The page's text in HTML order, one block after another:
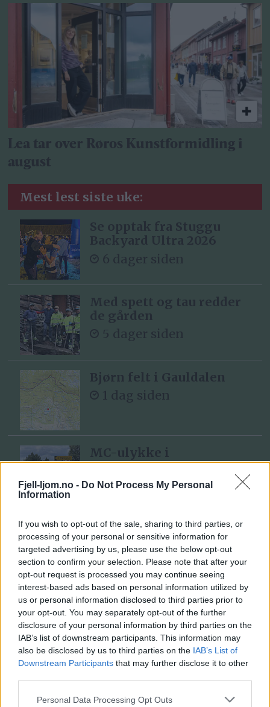
Fjell-ljom.no - Do Not Process My Personal
Information
If you wish to opt-out of the sale, sharing to third parties, or
processing of your personal or sensitive information for
targeted advertising by us, please use the below opt-out
section to confirm your selection. Please note that after your
opt-out request is processed you may continue seeing
interest-based ads based on personal information utilized by
us or personal information disclosed to third parties prior to
your opt-out. You may separately opt-out of the further
disclosure of your personal information by third parties on the
IAB’s list of downstream participants. This information may
also be disclosed by us to third parties on the IAB’s List of
Downstream Participants that may further disclose it to other
Personal Data Processing Opt Outs
Lea tar over Røros Kunstformidling i
august
Mest lest siste uke:
Se opptak fra Stuggu
Backyard Ultra 2026
6 dager siden
Med spett og tau redder
de gården
5 dager siden
Bjørn felt i Gauldalen
1 dag siden
MC-ulykke i
Havsjøveien
6 dager siden
– Det var som å kjøre ti
kniver rett i buken
5 dager siden
Den hersens
fiskefeberen
3 dager siden
Ellevill avslutning: – Jeg